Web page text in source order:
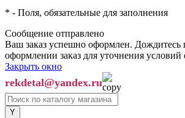
* - Поля, обязательные для заполнения
Сообщение отправлено
Ваш заказ успешно оформлен. Дождитесь
оформлении заказ для уточнения
Закрыть окно
rekdetal@yandex.ru